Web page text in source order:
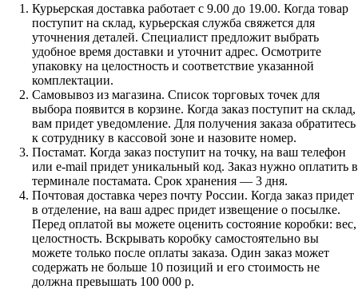
Курьерская доставка работает с 9.00 до 19.00. Когда товар
поступит на склад, курьерская служба свяжется для
уточнения деталей. Специалист предложит выбрать
удобное время доставки и уточнит адрес. Осмотрите
упаковку на целостность и соответствие указанной
комплектации.
Самовывоз из магазина. Список торговых точек для
выбора появится в корзине. Когда заказ поступит на склад,
вам придет уведомление. Для получения заказа обратитесь
к сотруднику в кассовой зоне и назовите номер.
Постамат. Когда заказ поступит на точку, на ваш телефон
или e-mail придет уникальный код. Заказ нужно оплатить в
терминале постамата. Срок хранения — 3 дня.
Почтовая доставка через почту России. Когда заказ придет
в отделение, на ваш адрес придет извещение о посылке.
Перед оплатой вы можете оценить состояние коробки: вес,
целостность. Вскрывать коробку самостоятельно вы
можете только после оплаты заказа. Один заказ может
содержать не больше 10 позиций и его стоимость не
должна превышать 100 000 р.